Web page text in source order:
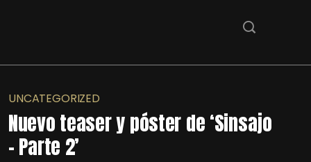
UNCATEGORIZED
Nuevo teaser y póster de ‘Sinsajo
– Parte 2’